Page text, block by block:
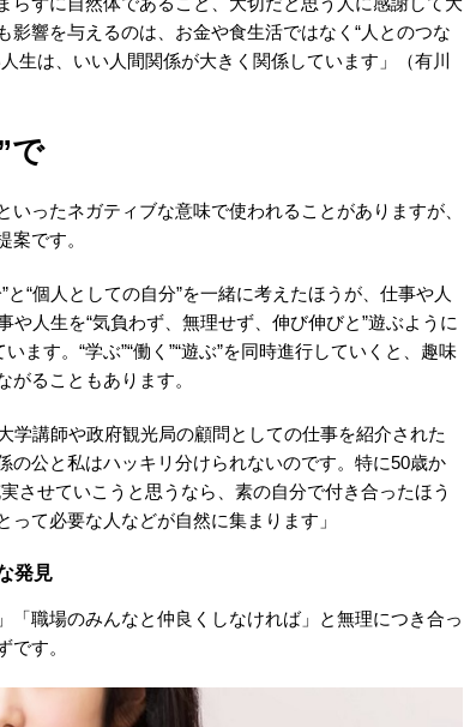
響を与えるのは、お金や食生活ではなく“人とのつな
生は、いい人間関係が大きく関係しています」（有川
で
ったネガティブな意味で使われることがありますが、
案です。
と“個人としての自分”を一緒に考えたほうが、仕事や人
人生を“気負わず、無理せず、伸び伸びと”遊ぶように
ます。“学ぶ”“働く”“遊ぶ”を同時進行していくと、趣味
ることもあります。
学講師や政府観光局の顧問としての仕事を紹介された
の公と私はハッキリ分けられないのです。特に50歳か
させていこうと思うなら、素の自分で付き合ったほう
て必要な人などが自然に集まります」
発見
「職場のみんなと仲良くしなければ」と無理につき合っ
です。